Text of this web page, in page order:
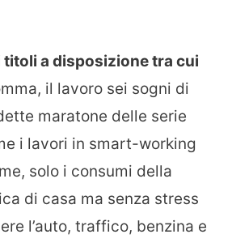
titoli a disposizione tra cui
il lavoro sei sogni di
maratone delle serie
i lavori in smart-working
solo i consumi della
di casa ma senza stress
l’auto, traffico, benzina e